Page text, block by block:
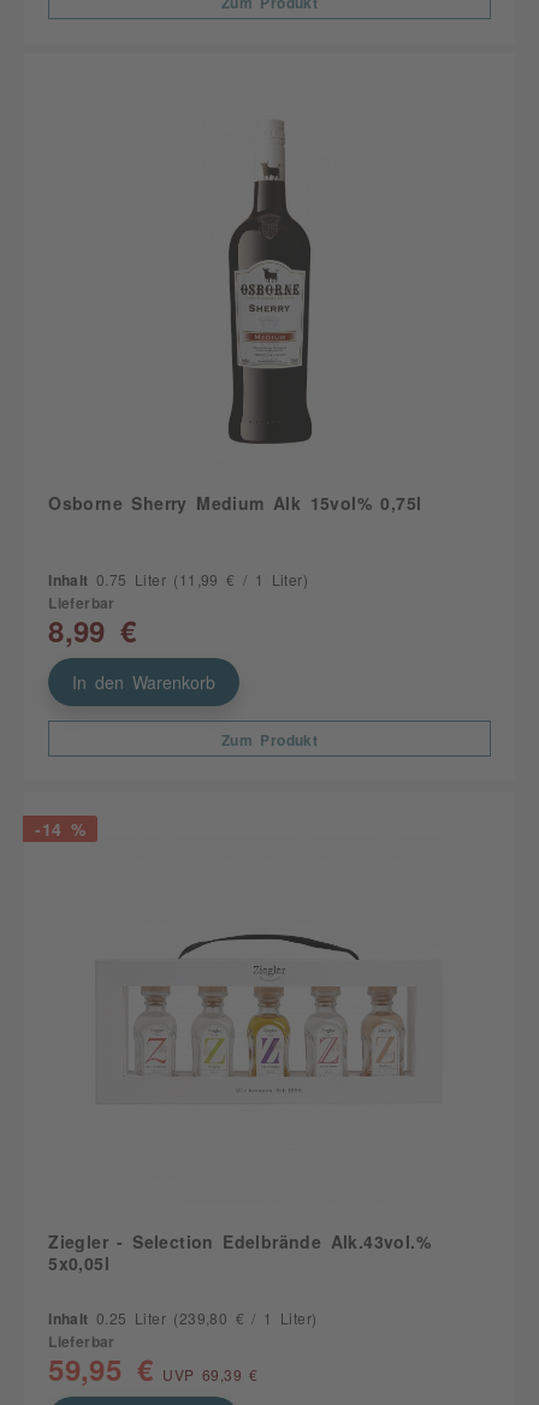
Osborne Sherry Medium Alk 15vol% 0,75l
Inhalt 0.75 Liter (11,99 € / 1 Liter)
Lieferbar
8,99 €
In den Warenkorb
Zum Produkt
-14 %
Ziegler - Selection Edelbrände Alk.43vol.%
5x0,05l
Inhalt 0.25 Liter (239,80 € / 1 Liter)
Lieferbar
59,95 € UVP 69,39 €